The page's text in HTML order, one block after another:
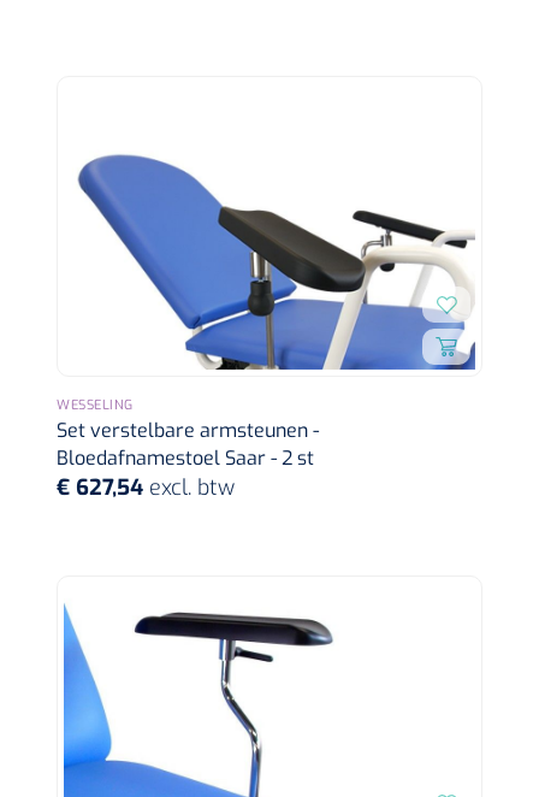
Chronische wondzorgproducten
Hydrocolloïden
Zilververbanden
Schuimverbanden
Paraffine verbanden
Diversen
Kleeflaag removers
Watten
WESSELING
Set verstelbare armsteunen -
Bloedafnamestoel Saar - 2 st
€ 627,54 excl. btw